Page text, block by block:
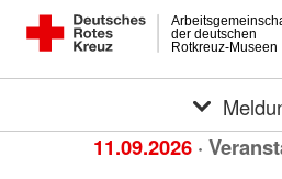
Rotkreuz-Museen
der deutschen
11.09.2026 ·